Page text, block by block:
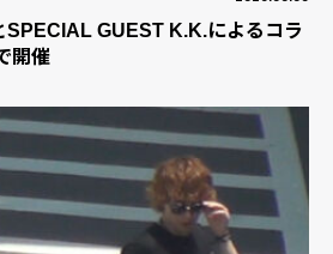
GUEST K.K.によるコラ
開催